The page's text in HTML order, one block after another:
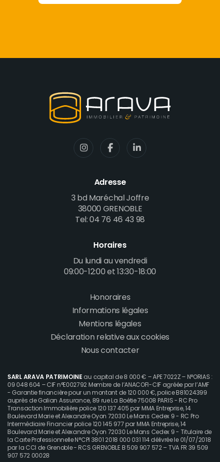
Adresse
3 bd Maréchal Joffre
38000 GRENOBLE
Tel: 04 76 46 43 98
Horaires
Du lundi au vendredi
09:00-12:00 et 13:30-18:00
Footer
menu
Honoraires
Informations légales
Mentions légales
Déclaration relative aux cookies
Nous contacter
SARL ARAVA PATRIMOINE au capital de 8 000 € – APE 7022Z – N°ORIAS :
09 048 604 – CIF n°E002792 Membre de l’ANACOFI-CIF agréée par l’AMF
- Garantie financière pour un montant de 120 000 €, police B81024399
auprès de Galian Assurance, 89 rue La Boétie 75008 PARIS - RC Pro
Transaction Immobilière police 120 137 405 par MMA Entreprise, 14
Boulevard Marie et Alexandre Oyon 72030 Le Mans Cedex 9 - RC Pro
Intermédiaire Financier police 120 145 977 par MMA Entreprise, 14
Boulevard Marie et Alexandre Oyon 72030 Le Mans Cedex 9 - Titulaire de
la Carte Professionnelle N°CPI 3801 2018 000 031 114 délivrée le 01/07/2018
par la CCI de Grenoble - RCS GRENOBLE B 509 907 572 – TVA FR 39 509
907 572 00028